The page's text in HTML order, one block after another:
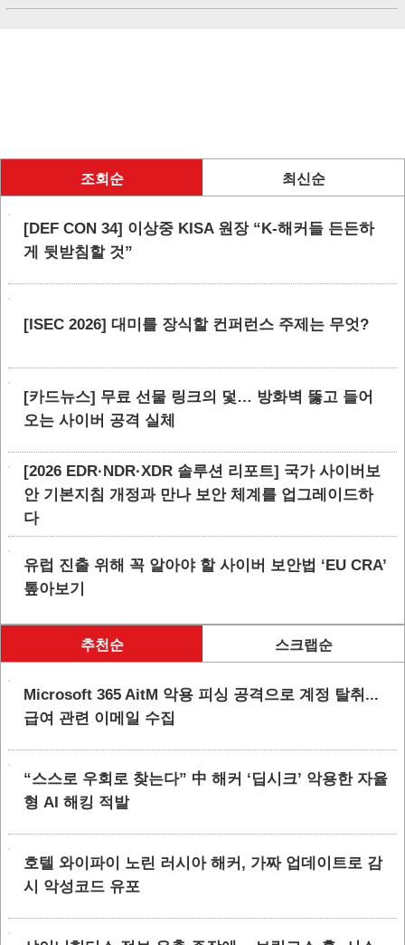
조회순 최신순
[DEF CON 34] 이상중 KISA 원장 “K-해커들 든든하
게 뒷받침할 것”
[ISEC 2026] 대미를 장식할 컨퍼런스 주제는 무엇?
[카드뉴스] 무료 선물 링크의 덫… 방화벽 뚫고 들어
오는 사이버 공격 실체
[2026 EDR·NDR·XDR 솔루션 리포트] 국가 사이버보
안 기본지침 개정과 만나 보안 체계를 업그레이드하
다
유럽 진출 위해 꼭 알아야 할 사이버 보안법 ‘EU CRA’
톺아보기
추천순 스크랩순
Microsoft 365 AitM 악용 피싱 공격으로 계정 탈취...
급여 관련 이메일 수집
“스스로 우회로 찾는다” 中 해커 ‘딥시크’ 악용한 자율
형 AI 해킹 적발
호텔 와이파이 노린 러시아 해커, 가짜 업데이트로 감
시 악성코드 유포